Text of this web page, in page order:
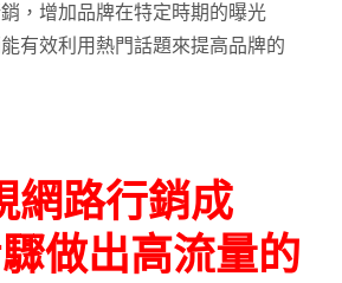
，增加品牌在特定時期的曝光
有效利用熱門話題來提高品牌的
網路行銷成
做出高流量的